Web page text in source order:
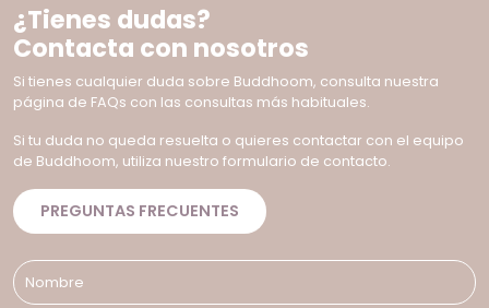
¿Tienes dudas?
Contacta con nosotros
Si tienes cualquier duda sobre Buddhoom, consulta nuestra
página de FAQs con las consultas más habituales.
Si tu duda no queda resuelta o quieres contactar con el equipo
de Buddhoom, utiliza nuestro formulario de contacto.
PREGUNTAS FRECUENTES